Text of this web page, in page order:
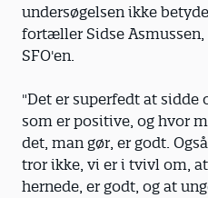
undersøgelsen ikke
fortæller Sidse Asmussen,
SFO'en.
"Det er superfedt at sidde
som er positive, og hvor
det, man gør, er godt.
tror ikke, vi er i tvivl om,
hernede, er godt, og at